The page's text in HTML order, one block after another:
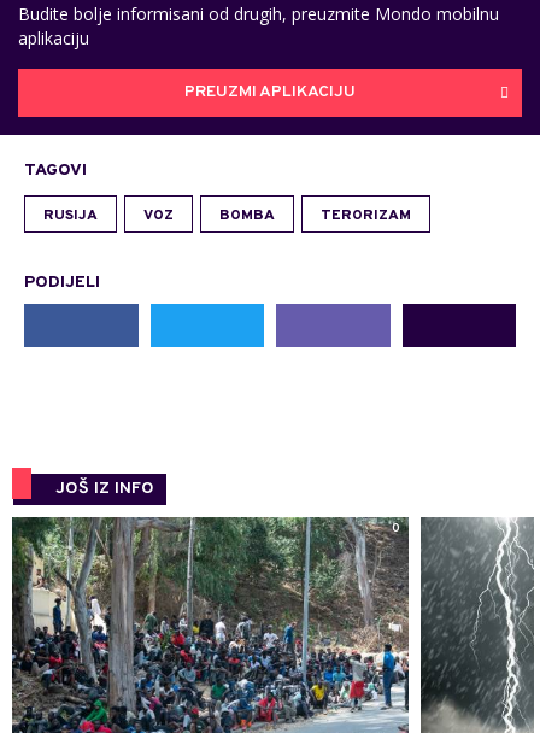
Budite bolje informisani od drugih, preuzmite Mondo mobilnu
aplikaciju
PREUZMI APLIKACIJU
TAGOVI
RUSIJA VOZ BOMBA TERORIZAM
PODIJELI
JOŠ IZ INFO
0